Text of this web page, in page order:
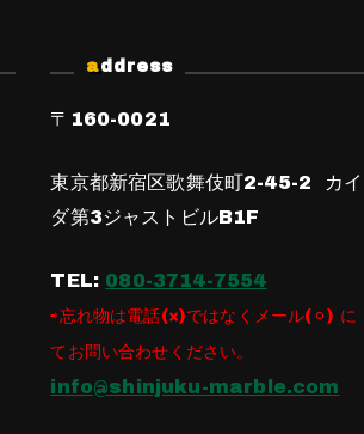
address
〒160-0021
東京都新宿区歌舞伎町2-45-2 カイ
ダ第3ジャストビルB1F
TEL: 080-3714-7554
⇨忘れ物は電話(×)ではなくメール(⚪︎) に
てお問い合わせください。
info@shinjuku-marble.com